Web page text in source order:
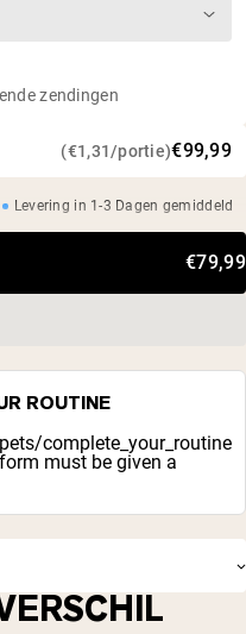
(€1,31/portie)€99,99
zendingen
Levering in 1-3 Dagen gemiddeld
€79,99
ROUTINE
complete_your_routine
must be given a